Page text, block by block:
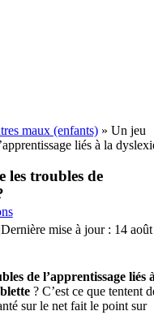
maux (enfants)» Un jeu
liés à la
les troubles de
Dernière mise à jour : 14 août
de l’apprentissage liés
? C’est ce que tentent
sur le net fait le point sur